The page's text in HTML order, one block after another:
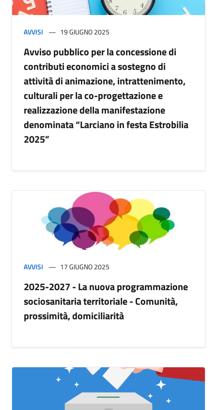
AVVISI 19 GIUGNO 2025
Avviso pubblico per la concessione di
contributi economici a sostegno di
attività di animazione, intrattenimento,
culturali per la co-progettazione e
realizzazione della manifestazione
denominata “Larciano in festa Estrobilia
2025”
AVVISI 17 GIUGNO 2025
2025-2027 - La nuova programmazione
sociosanitaria territoriale - Comunità,
prossimità, domiciliarità